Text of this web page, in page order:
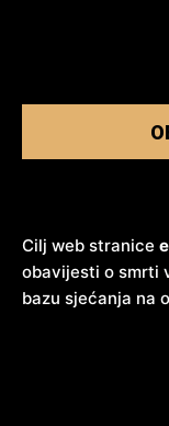
Cilj web stranice
obavijesti o smrti
bazu sjećanja na